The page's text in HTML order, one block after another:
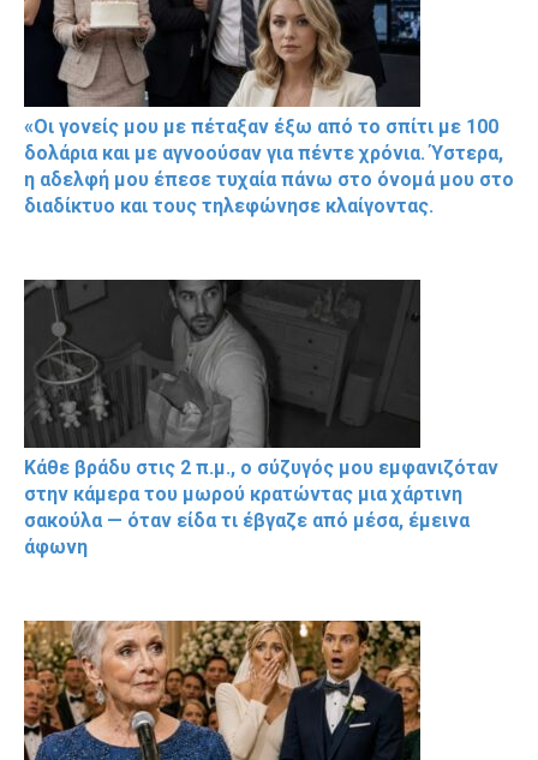
«Οι γονείς μου με πέταξαν έξω από το σπίτι με 100
δολάρια και με αγνοούσαν για πέντε χρόνια. Ύστερα,
η αδελφή μου έπεσε τυχαία πάνω στο όνομά μου στο
διαδίκτυο και τους τηλεφώνησε κλαίγοντας.
Κάθε βράδυ στις 2 π.μ., ο σύζυγός μου εμφανιζόταν
στην κάμερα του μωρού κρατώντας μια χάρτινη
σακούλα — όταν είδα τι έβγαζε από μέσα, έμεινα
άφωνη